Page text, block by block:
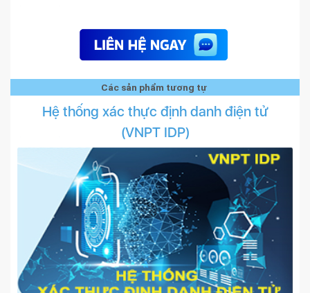
Các sản phẩm tương tự
Hệ thống xác thực định danh điện tử
(VNPT IDP)